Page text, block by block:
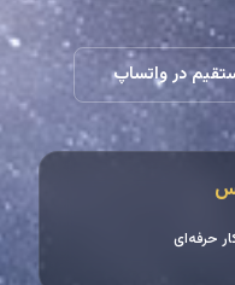
در واتساپ